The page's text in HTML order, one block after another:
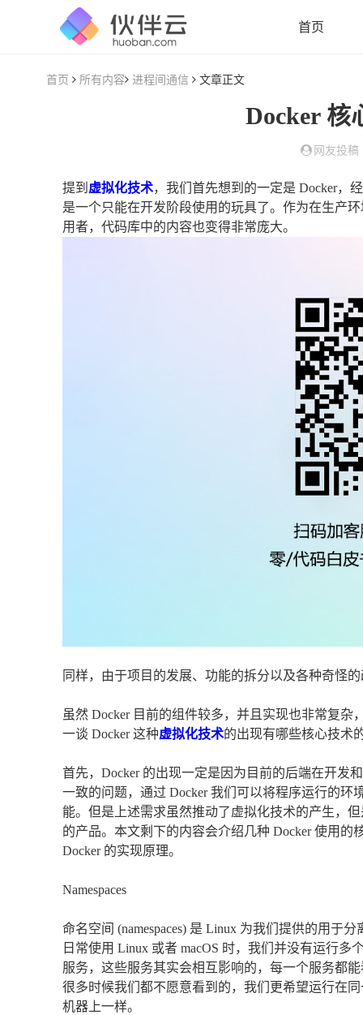
首页
首页 所有内容 进程间通信 文章正文
Docker 核
网友投稿
提到 虚拟化技术，我们首先想到的一定是 Docker，
是一个只能在开发阶段使用的玩具了。作为在生产
用者，代码库中的内容也变得非常庞大。
同样，由于项目的发展、功能的拆分以及各种奇怪
虽然 Docker 目前的组件较多，并且实现也非常复
一谈 Docker 这种虚拟化技术的出现有哪些核心技术
首先，Docker 的出现一定是因为目前的后端在开发
一致的问题，通过 Docker 我们可以将程序运行的
能。但是上述需求虽然推动了虚拟化技术的产生，
的产品。本文剩下的内容会介绍几种 Docker 使用
Docker 的实现原理。
Namespaces
命名空间 (namespaces) 是 Linux 为我们提供的用于
日常使用 Linux 或者 macOS 时，我们并没有运行
服务，这些服务其实会相互影响的，每一个服务都
很多时候我们都不愿意看到的，我们更希望运行在
机器上一样。